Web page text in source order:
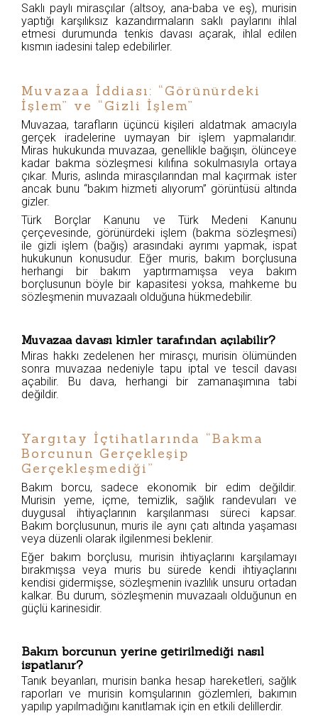
Saklı paylı mirasçılar (altsoy, ana-baba ve eş), murisin
yaptığı karşılıksız kazandırmaların saklı paylarını ihlal
etmesi durumunda tenkis davası açarak, ihlal edilen
kısmın iadesini talep edebilirler.
Muvazaa İddiası: “Görünürdeki
İşlem” ve “Gizli İşlem”
Muvazaa, tarafların üçüncü kişileri aldatmak amacıyla
gerçek iradelerine uymayan bir işlem yapmalarıdır.
Miras hukukunda muvazaa, genellikle bağışın, ölünceye
kadar bakma sözleşmesi kılıfına sokulmasıyla ortaya
çıkar. Muris, aslında mirasçılarından mal kaçırmak ister
ancak bunu “bakım hizmeti alıyorum” görüntüsü altında
gizler.
Türk Borçlar Kanunu ve Türk Medeni Kanunu
çerçevesinde, görünürdeki işlem (bakma sözleşmesi)
ile gizli işlem (bağış) arasındaki ayrımı yapmak, ispat
hukukunun konusudur. Eğer muris, bakım borçlusuna
herhangi bir bakım yaptırmamışsa veya bakım
borçlusunun böyle bir kapasitesi yoksa, mahkeme bu
sözleşmenin muvazaalı olduğuna hükmedebilir.
Muvazaa davası kimler tarafından açılabilir?
Miras hakkı zedelenen her mirasçı, murisin ölümünden
sonra muvazaa nedeniyle tapu iptal ve tescil davası
açabilir. Bu dava, herhangi bir zamanaşımına tabi
değildir.
Yargıtay İçtihatlarında “Bakma
Borcunun Gerçekleşip
Gerçekleşmediği”
Bakım borcu, sadece ekonomik bir edim değildir.
Murisin yeme, içme, temizlik, sağlık randevuları ve
duygusal ihtiyaçlarının karşılanması süreci kapsar.
Bakım borçlusunun, muris ile aynı çatı altında yaşaması
veya düzenli olarak ilgilenmesi beklenir.
Eğer bakım borçlusu, murisin ihtiyaçlarını karşılamayı
bırakmışsa veya muris bu sürede kendi ihtiyaçlarını
kendisi gidermişse, sözleşmenin ivazlılık unsuru ortadan
kalkar. Bu durum, sözleşmenin muvazaalı olduğunun en
güçlü karinesidir.
Bakım borcunun yerine getirilmediği nasıl
ispatlanır?
Tanık beyanları, murisin banka hesap hareketleri, sağlık
raporları ve murisin komşularının gözlemleri, bakımın
yapılıp yapılmadığını kanıtlamak için en etkili delillerdir.